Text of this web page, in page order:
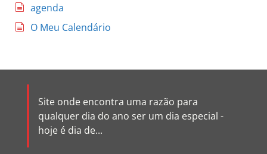
agenda
O Meu Calendário
Site onde encontra uma razão para
qualquer dia do ano ser um dia especial -
hoje é dia de...